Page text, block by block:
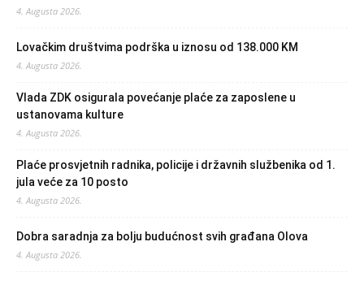
4. Augusta 2026.
Lovačkim društvima podrška u iznosu od 138.000 KM
4. Augusta 2026.
Vlada ZDK osigurala povećanje plaće za zaposlene u
ustanovama kulture
4. Augusta 2026.
Plaće prosvjetnih radnika, policije i državnih službenika od 1.
jula veće za 10 posto
4. Augusta 2026.
Dobra saradnja za bolju budućnost svih građana Olova
4. Augusta 2026.